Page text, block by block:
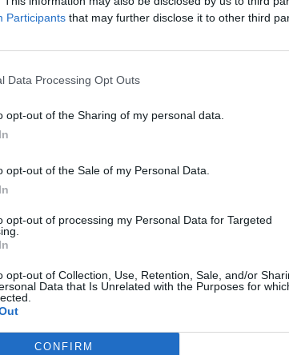
Participants that may further disclose it to other third
Data Processing Opt Outs
opt-out of the Sharing of my personal data.
opt-out of the Sale of my Personal Data.
opt-out of processing my Personal Data for Targeted
opt-out of Collection, Use, Retention, Sale, and/or
Data that Is Unrelated with the Purposes for
CONFIRM
non va in ferie: ogni